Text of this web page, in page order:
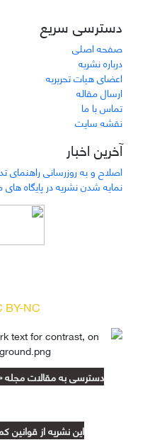
دسترسی سریع
صفحه اصلی
درباره نشریه
اعضای هیات تحریریه
ارسال مقاله
تماس با ما
نقشه سایت
آخرین اخبار
اصلاح و به روزرسانی راهنمای
نمایه شدن نشریه در پایگاه های
BY-NC
دسترسی به مقالات مجله
این نشریه از قوانین